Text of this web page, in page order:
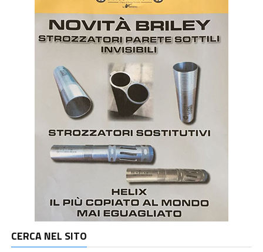
CERCA NEL SITO